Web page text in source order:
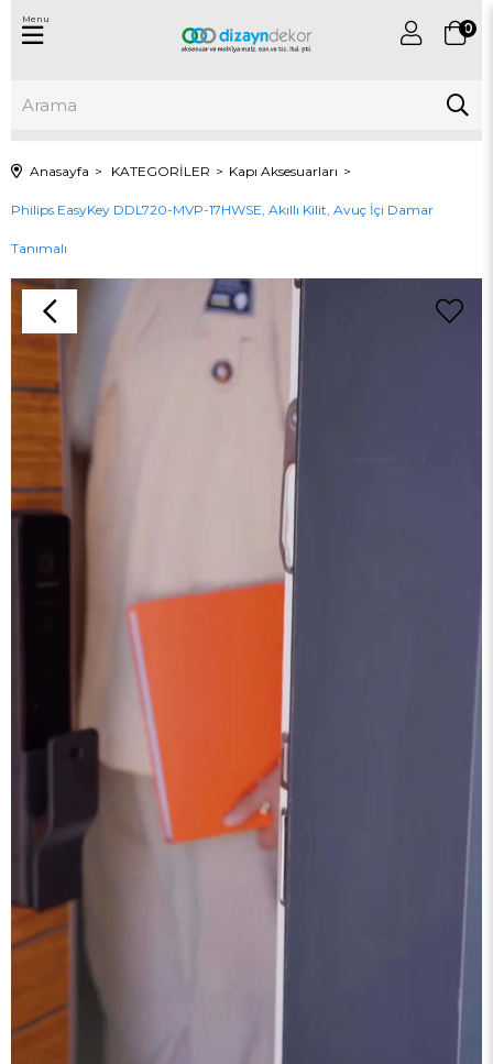
0
Menu
Anasayfa KATEGORİLER Kapı Aksesuarları
Philips EasyKey DDL720-MVP-17HWSE, Akıllı Kilit, Avuç İçi Damar
Tanımalı